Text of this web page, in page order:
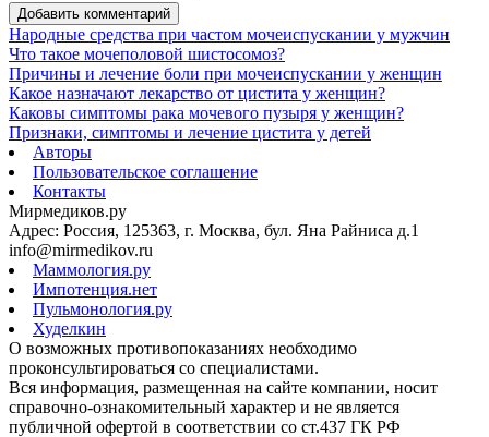
Добавить комментарий
Народные средства при частом мочеиспускании у мужчин
Что такое мочеполовой шистосомоз?
Причины и лечение боли при мочеиспускании у женщин
Какое назначают лекарство от цистита у женщин?
Каковы симптомы рака мочевого пузыря у женщин?
Признаки, симптомы и лечение цистита у детей
Авторы
Пользовательское соглашение
Контакты
Мирмедиков.ру
Адрес: Россия, 125363, г. Москва, бул. Яна Райниса д.1
info@mirmedikov.ru
Маммология.ру
Импотенция.нет
Пульмонология.ру
Худелкин
О возможных противопоказаниях необходимо
проконсультироваться со специалистами.
Вся информация, размещенная на сайте компании, носит
справочно-ознакомительный характер и не является
публичной офертой в соответствии со ст.437 ГК РФ